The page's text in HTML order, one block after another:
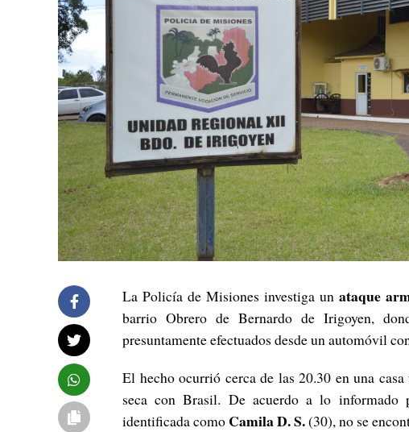
La Policía de Misiones investiga unataque
barrio Obrero de Bernardo de Irigoyen,
presuntamente efectuados desde un automóvil
El hecho ocurrió cerca de las 20.30 en una
seca con Brasil. De acuerdo a lo informado
identificada como Camila D. S.(30), no se